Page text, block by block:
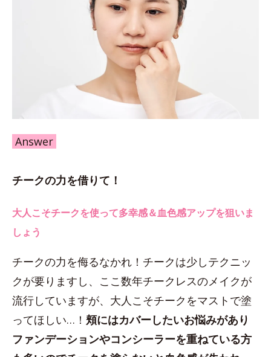
Answer
チークの力を借りて！
大人こそチークを使って多幸感＆血色感アップを狙いま
しょう
チークの力を侮るなかれ！チークは少しテクニッ
クが要りますし、ここ数年チークレスのメイクが
流行していますが、大人こそチークをマストで塗
ってほしい…！ 頬にはカバーしたいお悩みがあり
ファンデーションやコンシーラーを重ねている方